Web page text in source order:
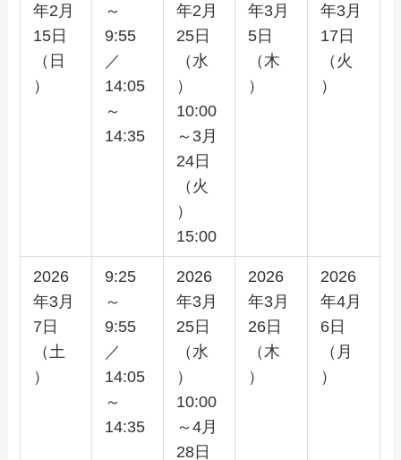
年2月
15日
（日
）
～
9:55
／
14:05
～
14:35
年2月
25日
（水
）
10:00
～3月
24日
（火
）
15:00
年3月
5日
（木
）
年3月
17日
（火
）
2026
年3月
7日
（土
）
9:25
～
9:55
／
14:05
～
14:35
2026
年3月
25日
（水
）
10:00
～4月
28日
2026
年3月
26日
（木
）
2026
年4月
6日
（月
）